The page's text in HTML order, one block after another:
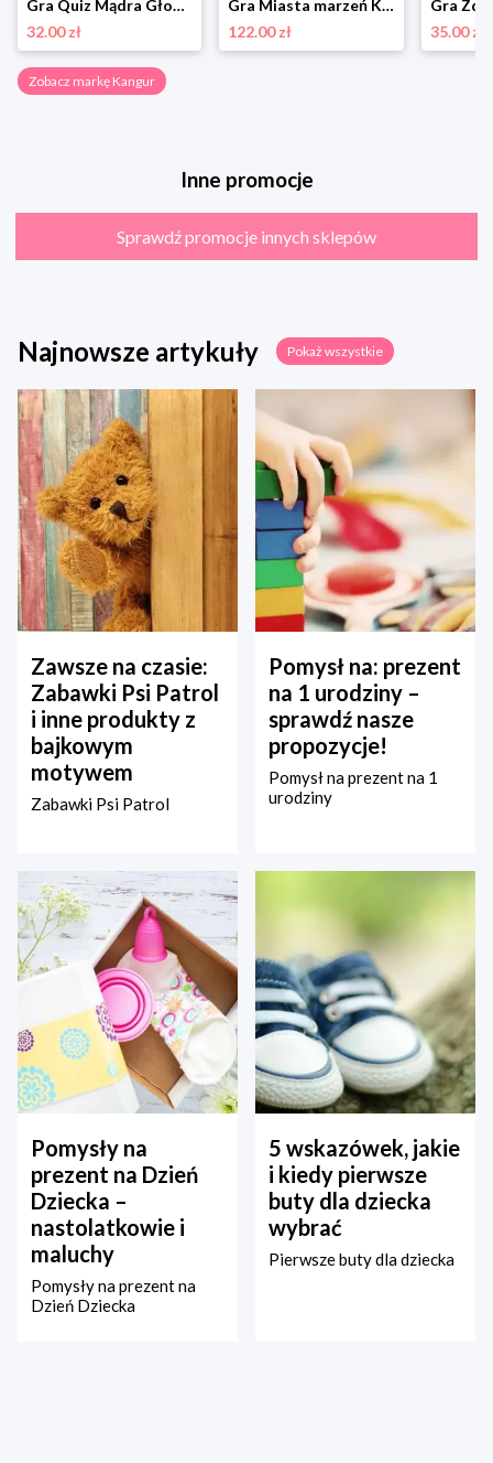
Gra Quiz Mądra Głowa Kangur
32.00 zł
Gra Miasta marzeń Kangur
122.00 zł
35.00 zł
Zobacz markę Kangur
Inne promocje
Sprawdź promocje innych sklepów
Najnowsze artykuły Pokaż wszystkie
Zawsze na czasie:
Zabawki Psi Patrol
i inne produkty z
bajkowym
motywem
Zabawki Psi Patrol
Pomysł na: prezent
na 1 urodziny –
sprawdź nasze
propozycje!
Pomysł na prezent na 1
urodziny
Pomysły na
prezent na Dzień
Dziecka –
nastolatkowie i
maluchy
Pomysły na prezent na
Dzień Dziecka
5 wskazówek, jakie
i kiedy pierwsze
buty dla dziecka
wybrać
Pierwsze buty dla dziecka